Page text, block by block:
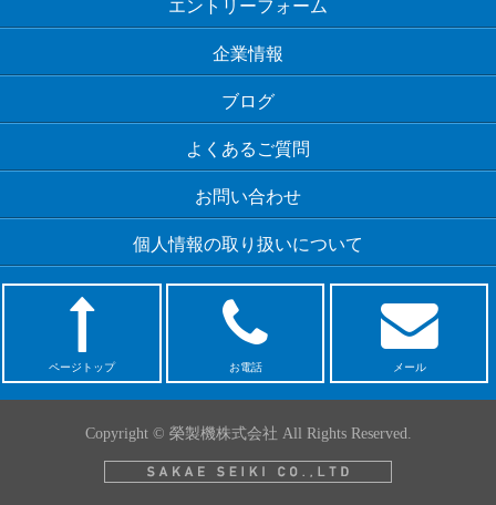
エントリーフォーム
企業情報
ブログ
よくあるご質問
お問い合わせ
個人情報の取り扱いについて
ページトップ お電話 メール
Copyright © 榮製機株式会社 All Rights Reserved.